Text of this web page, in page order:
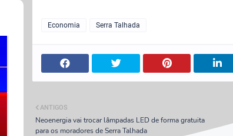
Economia Serra Talhada
ANTIGOS
Neoenergia vai trocar lâmpadas LED de forma gratuita
para os moradores de Serra Talhada